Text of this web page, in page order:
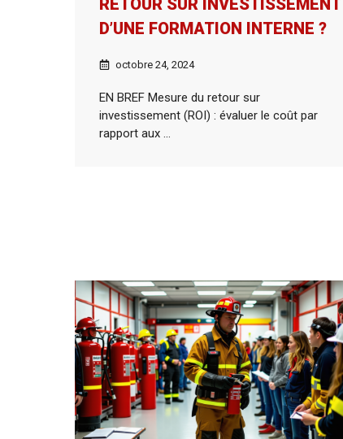
RETOUR SUR INVESTISSEMENT
D’UNE FORMATION INTERNE ?
octobre 24, 2024
EN BREF Mesure du retour sur
investissement (ROI) : évaluer le coût par
rapport aux ...